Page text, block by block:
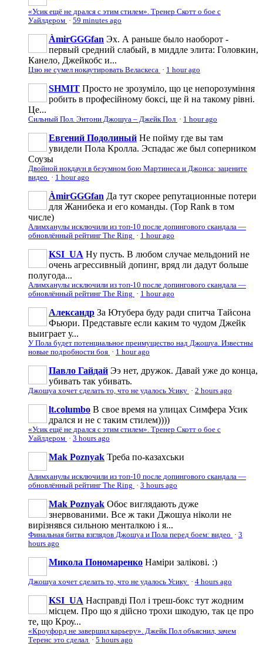
«Усик ещё не дрался с этим стилем». Тренер Скотт о бое с
Уайлдером · 59 minutes ago
ÀmirGGGfan Эх. А раньше было наоборот -
первый средний слабый, в миддле элита: Головкин,
Канело, Джейкобс и...
Цзю не сумел нокаутировать Веласкеса · 1 hour ago
SHMIT Просто не зрозуміло, що це непорозуміння
робить в професійному боксі, ще й на такому рівні.
Це...
Сильный Пол. Энтони Джошуа – Джейк Пол · 1 hour ago
Евгений Подолиный Не пойму где вы там
увидели Пола Кролла. Эспадас же был соперником
Соузы
Двойной нокдаун в безумном бою Мартинеса и Джонса: зацените
видео · 1 hour ago
ÀmirGGGfan Да тут скорее репутационные потери
для Жанибека и его команды. (Top Rank в том
числе)
Алимханулы исключили из топ-10 после допингового скандала —
обновлённый рейтинг The Ring · 1 hour ago
KSI_UA Ну пусть. В любом случае мельдоний не
очень агрессивньій допинг, вряд ли дадут больше
полугода...
Алимханулы исключили из топ-10 после допингового скандала —
обновлённый рейтинг The Ring · 1 hour ago
Александр За Ютубера буду ради спитча Тайсона
Фьюри. Представьте если каким то чудом Джейк
выиграет у...
У Пола будет потенциальное преимущество над Джошуа. Известны
новые подробности боя · 1 hour ago
Павло Гайдай Ээ нет, дружок. Давай уже до конца,
убивать так убивать.
Джошуа хочет сделать то, что не удалось Усику · 2 hours ago
lt.columbo В свое время на улицах Симфера Усик
дрался и не с таким стилем))))
«Усик ещё не дрался с этим стилем». Тренер Скотт о бое с
Уайлдером · 3 hours ago
Mak Poznyak Треба по-казахськи
Алимханулы исключили из топ-10 после допингового скандала —
обновлённый рейтинг The Ring · 3 hours ago
Mak Poznyak Обоє виглядають дуже
знервованими. Все ж таки Джошуа ніколи не
вирізнявся сильною менталкою і я...
Финальная битва взглядов Джошуа и Пола перед боем: видео · 3
hours ago
Микола Пономаренко Наміри залікові. :)
Джошуа хочет сделать то, что не удалось Усику · 4 hours ago
KSI_UA Насправді Пол і треш-бокс тут жодним
місцем. Про що я дійсно трохи шкодую, так це про
те, що Кроу...
«Кроуфорд не завершил карьеру». Джейк Пол объяснил, зачем
Теренс это сделал · 5 hours ago